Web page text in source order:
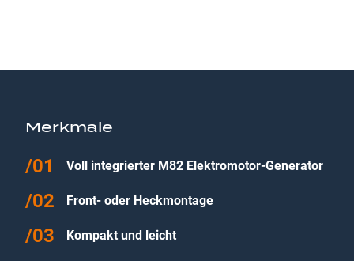
Merkmale
Voll integrierter M82 Elektromotor-Generator
Front- oder Heckmontage
Kompakt und leicht